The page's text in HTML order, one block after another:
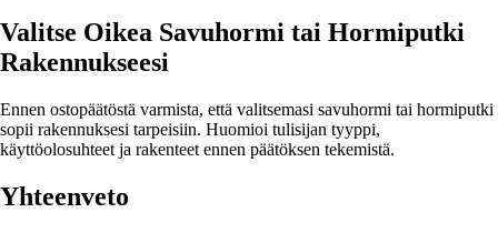
Valitse Oikea Savuhormi tai Hormiputki
Rakennukseesi
Ennen ostopäätöstä varmista, että valitsemasi savuhormi tai hormiputki
sopii rakennuksesi tarpeisiin. Huomioi tulisijan tyyppi,
käyttöolosuhteet ja rakenteet ennen päätöksen tekemistä.
Yhteenveto